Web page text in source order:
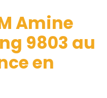
Amine
9803 au
en